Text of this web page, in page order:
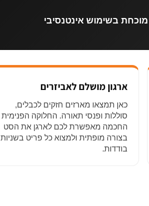
בשימוש אינטנסיבי
ארגון מושלם לאביזרים
כאן תמצאו מארזים חזקים לכבלים,
סוללות ופנסי תאורה. החלוקה הפנימית
החכמה מאפשרת לכם לארגן את הסט
בצורה מופתית ולמצוא כל פריט בשניות
בודדות.